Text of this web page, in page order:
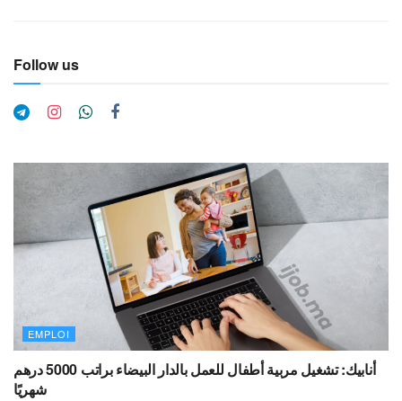
Follow us
EMPLOI
أنابيك: تشغيل مربية أطفال للعمل بالدار البيضاء براتب 5000 درهم
شهريًا